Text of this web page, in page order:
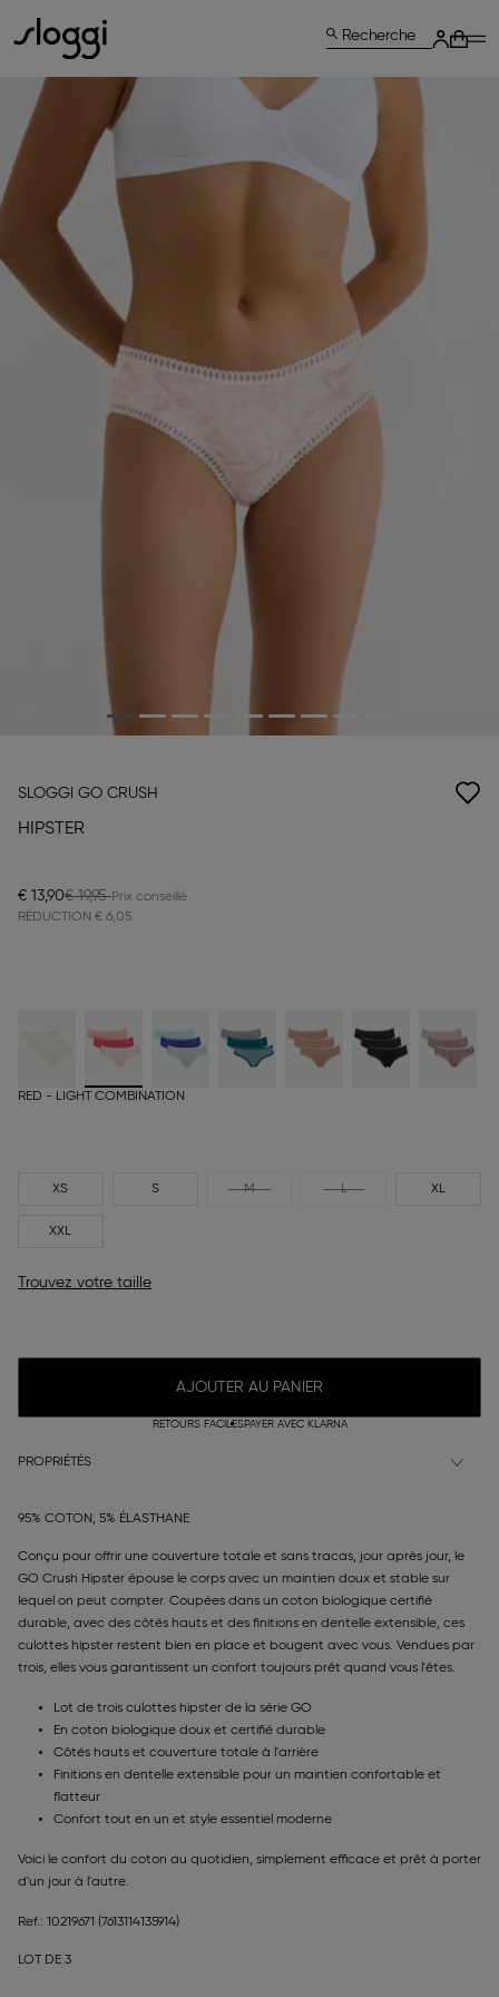
Recherche
SLOGGI GO CRUSH
HIPSTER
€ 13,90€ 19,95
RÉDUCTION € 6,05
RED - LIGHT COMBINATION
XS S M L XL
XXL
Trouvez votre taille
AJOUTER AU PANIER
RETOURS FACILESPAYER AVEC KLARNA
PROPRIÉTÉS
95% COTON, 5% ÉLASTHANE
Conçu pour offrir une couverture totale et sans tracas, jour après jour, le
GO Crush Hipster épouse le corps avec un maintien doux et stable sur
lequel on peut compter. Coupées dans un coton biologique certifié
durable, avec des côtés hauts et des finitions en dentelle extensible, ces
culottes hipster restent bien en place et bougent avec vous. Vendues par
trois, elles vous garantissent un confort toujours prêt quand vous l'êtes.
Lot de trois culottes hipster de la série GO
En coton biologique doux et certifié durable
Côtés hauts et couverture totale à l'arrière
Finitions en dentelle extensible pour un maintien confortable et
flatteur
Confort tout en un et style essentiel moderne
Voici le confort du coton au quotidien, simplement efficace et prêt à porter
d'un jour à l'autre.
Ref.: 10219671 (7613114135914)
LOT DE 3